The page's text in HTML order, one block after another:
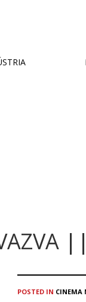
POSTED IN CINEMA